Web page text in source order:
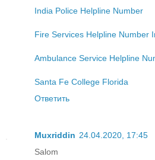
India Police Helpline Number
Fire Services Helpline Number
Ambulance Service Helpline
Santa Fe College Florida
Ответить
Muxriddin 24.04.2020, 17:45
Salom